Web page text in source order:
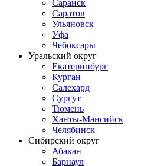
Саранск
Саратов
Ульяновск
Уфа
Чебоксары
Уральский округ
Екатеринбург
Курган
Салехард
Сургут
Тюмень
Ханты-Мансийск
Челябинск
Сибирский округ
Абакан
Барнаул